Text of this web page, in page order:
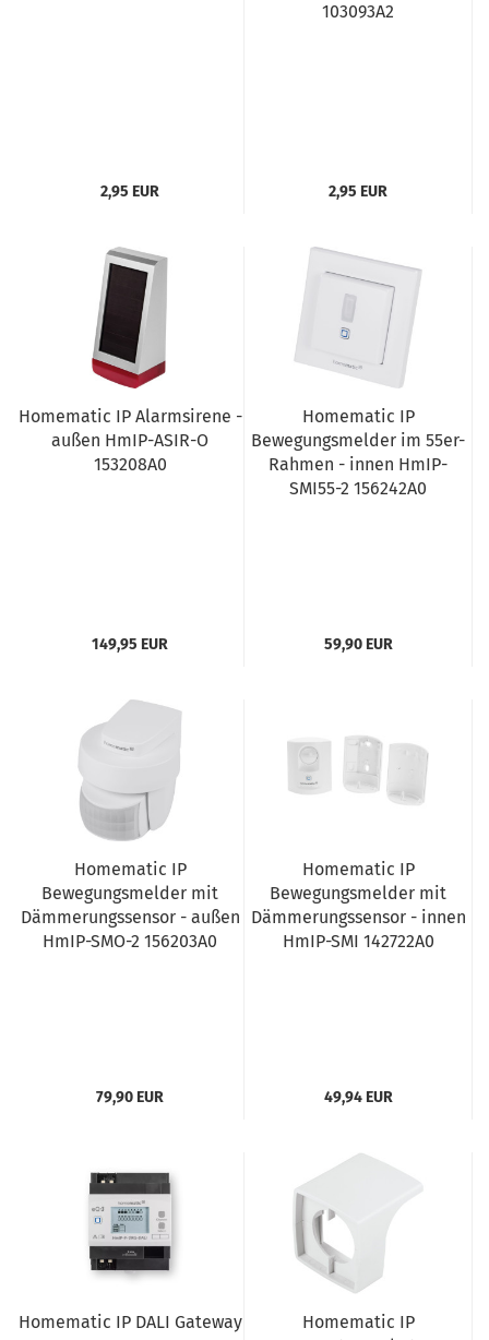
2,95 EUR
103093A2
2,95 EUR
Homematic IP Alarmsirene -
außen HmIP-ASIR-O
153208A0
149,95 EUR
Homematic IP
Bewegungsmelder im 55er-
Rahmen - innen HmIP-
SMI55-2 156242A0
59,90 EUR
Homematic IP
Bewegungsmelder mit
Dämmerungssensor - außen
HmIP-SMO-2 156203A0
79,90 EUR
Homematic IP
Bewegungsmelder mit
Dämmerungssensor - innen
HmIP-SMI 142722A0
49,94 EUR
Homematic IP DALI Gateway
Homematic IP